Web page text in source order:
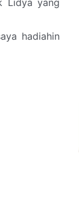
Lidya yang
hadiahin